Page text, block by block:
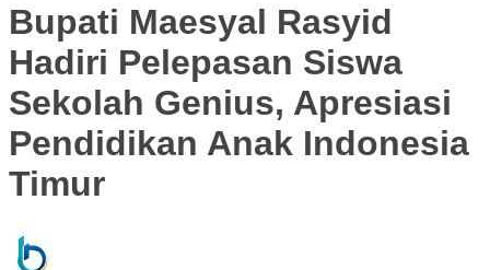
Bupati Maesyal Rasyid
Hadiri Pelepasan Siswa
Sekolah Genius, Apresiasi
Pendidikan Anak Indonesia
Timur